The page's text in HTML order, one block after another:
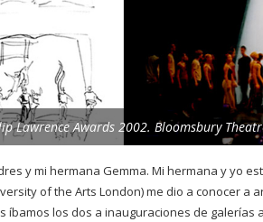
Lawrence Awards 2002. Bloomsbury
y mi hermana Gemma. Mi hermana y yo
of the Arts London) me dio a conocer a
íbamos los dos a inauguraciones de